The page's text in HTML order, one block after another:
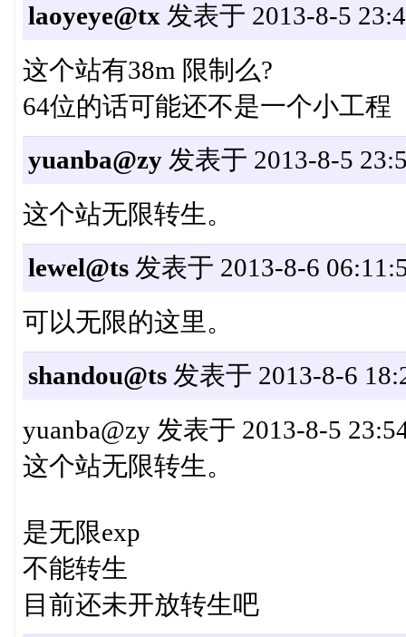
laoyeye@tx 发表于 2013-8-5
这个站有38m 限制么?
64位的话可能还不是一个小工程
yuanba@zy发表于 2013-8-5
这个站无限转生。
lewel@ts发表于 2013-8-6
可以无限的这里。
shandou@ts发表于 2013-8-6
yuanba@zy 发表于 2013-8-5
这个站无限转生。
是无限exp
不能转生
目前还未开放转生吧